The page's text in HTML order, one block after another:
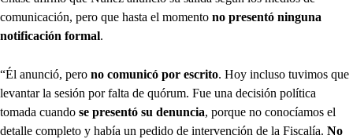
comunicación, pero que hasta el momento no presentó ninguna
notificación formal.
“Él anunció, pero no comunicó por escrito. Hoy incluso tuvimos que
levantar la sesión por falta de quórum. Fue una decisión política
tomada cuando se presentó su denuncia, porque no conocíamos el
detalle completo y había un pedido de intervención de la Fiscalía. No